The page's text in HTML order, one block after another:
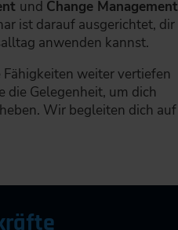
und Change Management
ist darauf ausgerichtet, dir
anwenden kannst.
weiter vertiefen
die Gelegenheit, um dich
Wir begleiten dich auf